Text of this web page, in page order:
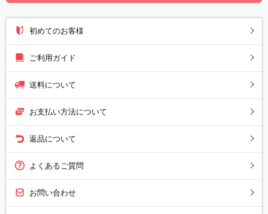
初めてのお客様
ご利用ガイド
送料について
お支払い方法について
返品について
よくあるご質問
お問い合わせ